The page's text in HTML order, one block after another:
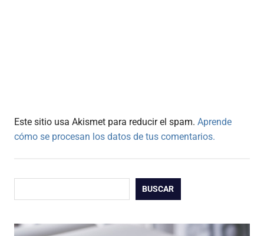
Este sitio usa Akismet para reducir el spam. Aprende
cómo se procesan los datos de tus comentarios.
BUSCAR